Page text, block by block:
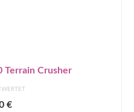
Terrain Crusher
€